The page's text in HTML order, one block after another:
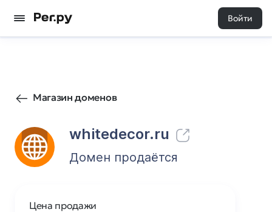
Войти
Магазин доменов
whitedecor.ru
120 0
Домен продаётся
Цена продажи